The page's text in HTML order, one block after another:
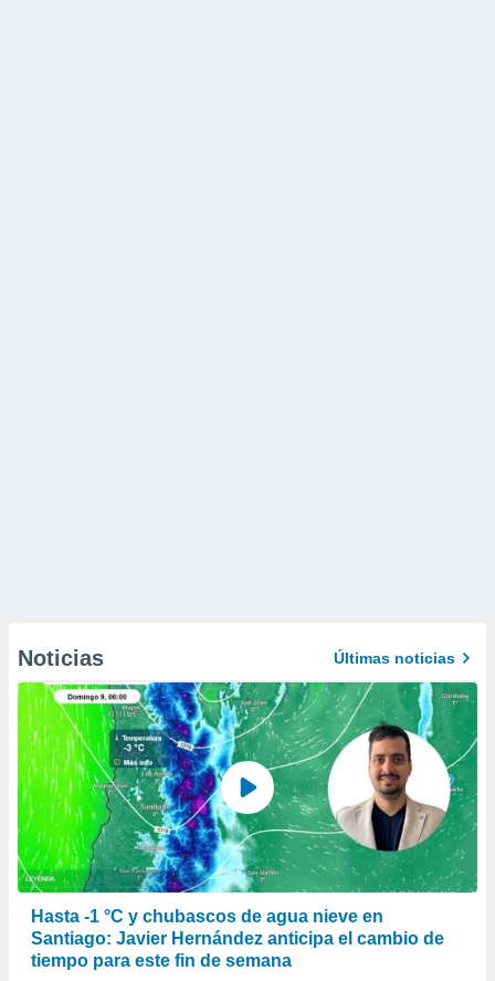
Noticias Últimas noticias
Hasta -1 °C y chubascos de agua nieve en
Santiago: Javier Hernández anticipa el cambio de
tiempo para este fin de semana